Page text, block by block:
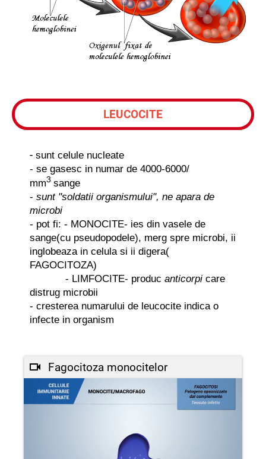
LEUCOCITE
- sunt celule nucleate
- se gasesc in numar de 4000-6000/
mm3 sange
- sunt "soldatii organismului", ne apara de
microbi
- pot fi: - MONOCITE- ies din vasele de
sange(cu pseudopodele), merg spre microbi, ii
inglobeaza in celula si ii digera(
FAGOCITOZA)
- LIMFOCITE- produc anticorpi care
distrug microbii
- cresterea numarului de leucocite indica o
infecte in organism
Fagocitoza monocitelor